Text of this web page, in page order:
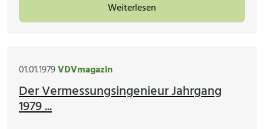
Weiterlesen
01.01.1979VDVmagazin
Der Vermessungsingenieur Jahrgang
1979 ...